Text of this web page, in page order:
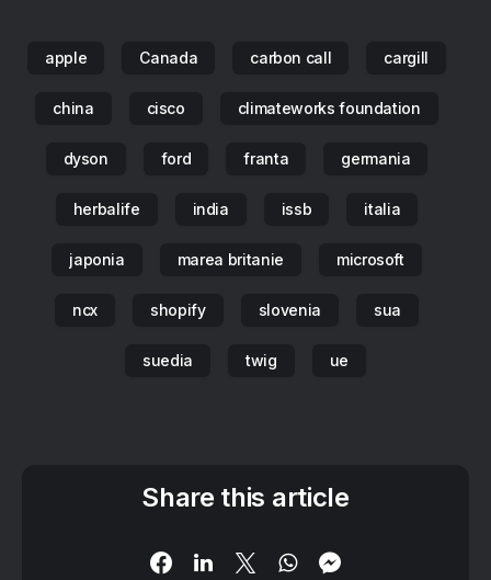
apple Canada carbon call cargill
china cisco climateworks foundation
dyson ford franta germania
herbalife india issb italia
japonia marea britanie microsoft
ncx shopify slovenia sua
suedia twig ue
Share this article